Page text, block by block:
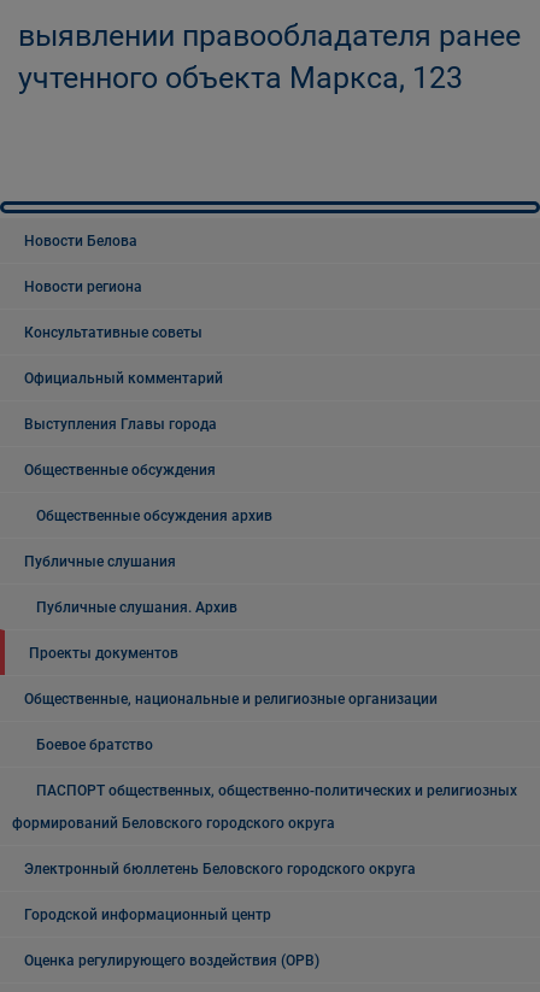
выявлении правообладателя ранее
учтенного объекта Маркса, 123
Новости Белова
Новости региона
Консультативные советы
Официальный комментарий
Выступления Главы города
Общественные обсуждения
Общественные обсуждения архив
Публичные слушания
Публичные слушания. Архив
Проекты документов
Общественные, национальные и религиозные организации
Боевое братство
ПАСПОРТ общественных, общественно-политических и религиозных
формирований Беловского городского округа
Электронный бюллетень Беловского городского округа
Городской информационный центр
Оценка регулирующего воздействия (ОРВ)